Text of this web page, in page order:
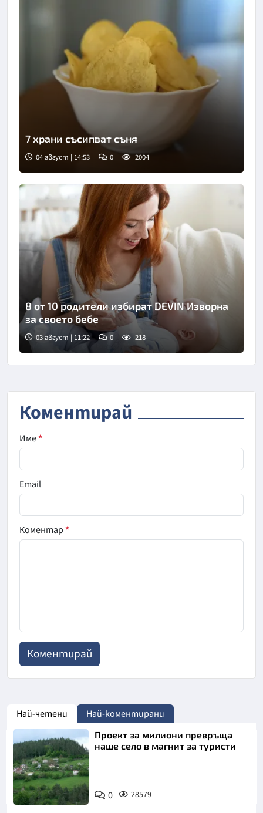
Снимка: БГНЕС
7 храни съсипват съня
04 август | 14:53 0 2004
8 от 10 родители избират DEVIN Изворна
за своето бебе
03 август | 11:22 0 218
Коментирай
Име*
Email
Коментар*
Най-четени Най-коментирани
Проект за милиони превръща
наше село в магнит за туристи
0 28579